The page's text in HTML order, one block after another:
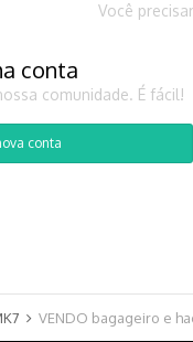
Você
conta
comunidade. É fácil!
conta
VENDO bagageiro e